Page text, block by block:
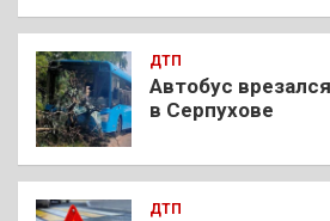
ДТП
Автобус
в Серпухове
ДТП